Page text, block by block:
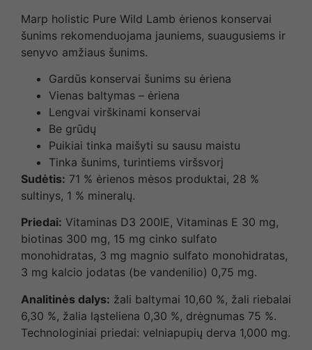
Marp holistic Pure Wild Lamb ėrienos konservai
šunims rekomenduojama jauniems, suaugusiems ir
senyvo amžiaus šunims.
Gardūs konservai šunims su ėriena
Vienas baltymas – ėriena
Lengvai virškinami konservai
Be grūdų
Puikiai tinka maišyti su sausu maistu
Tinka šunims, turintiems viršsvorį
Sudėtis: 71 % ėrienos mėsos produktai, 28 %
sultinys, 1 % mineralų.
Priedai: Vitaminas D3 200IE, Vitaminas E 30 mg,
biotinas 300 mg, 15 mg cinko sulfato
monohidratas, 3 mg magnio sulfato monohidratas,
3 mg kalcio jodatas (be vandenilio) 0,75 mg.
Analitinės dalys: žali baltymai 10,60 %, žali riebalai
6,30 %, žalia ląsteliena 0,30 %, drėgnumas 75 %.
Technologiniai priedai: velniapupių derva 1,000 mg.